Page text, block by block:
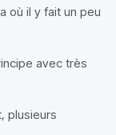
où il y fait un peu
avec très
plusieurs